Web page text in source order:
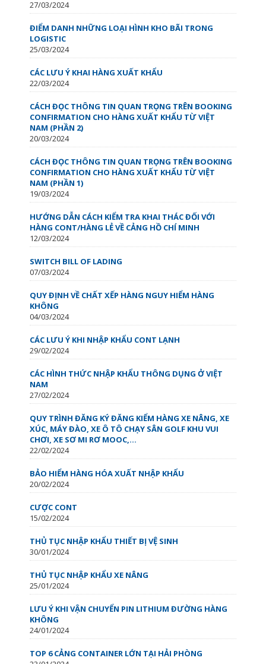
27/03/2024
ĐIỂM DANH NHỮNG LOẠI HÌNH KHO BÃI TRONG
LOGISTIC
25/03/2024
CÁC LƯU Ý KHAI HÀNG XUẤT KHẨU
22/03/2024
CÁCH ĐỌC THÔNG TIN QUAN TRỌNG TRÊN BOOKING
CONFIRMATION CHO HÀNG XUẤT KHẨU TỪ VIỆT
NAM (PHẦN 2)
20/03/2024
CÁCH ĐỌC THÔNG TIN QUAN TRỌNG TRÊN BOOKING
CONFIRMATION CHO HÀNG XUẤT KHẨU TỪ VIỆT
NAM (PHẦN 1)
19/03/2024
HƯỚNG DẪN CÁCH KIỂM TRA KHAI THÁC ĐỐI VỚI
HÀNG CONT/HÀNG LẺ VỀ CẢNG HỒ CHÍ MINH
12/03/2024
SWITCH BILL OF LADING
07/03/2024
QUY ĐỊNH VỀ CHẤT XẾP HÀNG NGUY HIỂM HÀNG
KHÔNG
04/03/2024
CÁC LƯU Ý KHI NHẬP KHẨU CONT LẠNH
29/02/2024
CÁC HÌNH THỨC NHẬP KHẨU THÔNG DỤNG Ở VIỆT
NAM
27/02/2024
QUY TRÌNH ĐĂNG KÝ ĐĂNG KIỂM HÀNG XE NÂNG, XE
XÚC, MÁY ĐÀO, XE Ô TÔ CHẠY SÂN GOLF KHU VUI
CHƠI, XE SƠ MI RƠ MOOC,...
22/02/2024
BẢO HIỂM HÀNG HÓA XUẤT NHẬP KHẨU
20/02/2024
CƯỢC CONT
15/02/2024
THỦ TỤC NHẬP KHẨU THIẾT BỊ VỆ SINH
30/01/2024
THỦ TỤC NHẬP KHẨU XE NÂNG
25/01/2024
LƯU Ý KHI VẬN CHUYỂN PIN LITHIUM ĐƯỜNG HÀNG
KHÔNG
24/01/2024
TOP 6 CẢNG CONTAINER LỚN TẠI HẢI PHÒNG